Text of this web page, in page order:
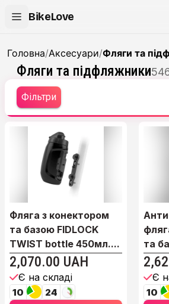
BikeLove
Головна/Аксесуари/Фляги та
Фляги та підфляжники
Фільтри
Фляга з конектором
та базою FIDLOCK
TWIST bottle 450мл....
2,070.00 UAH
Є на складі
10 24
та
TW...
Є
10